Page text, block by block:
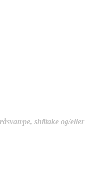
shiitake og/eller